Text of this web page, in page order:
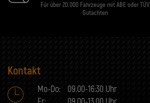
Für über 20.000 Fahrzeuge mit ABE oder TÜV
Gutachten
Kontakt
Mo-Do:
09.00-16:30 Uhr